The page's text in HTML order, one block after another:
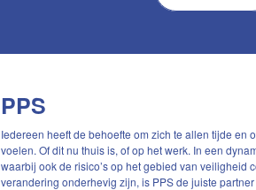
PPS
Iedereen heeft de behoefte om zich te allen tijde en
voelen. Of dit nu thuis is, of op het werk. In een
waarbij ook de risico’s op het gebied van veiligheid
verandering onderhevig zijn, is PPS de juiste